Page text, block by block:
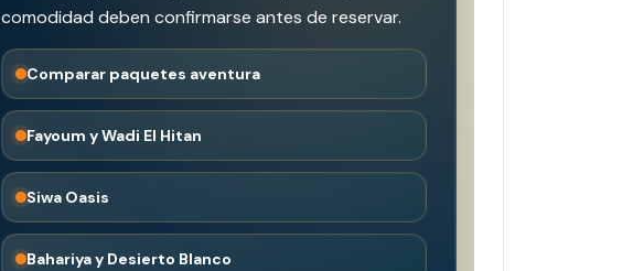
comodidad deben confirmarse antes de reservar.
Comparar paquetes aventura
Fayoum y Wadi El Hitan
Siwa Oasis
Bahariya y Desierto Blanco